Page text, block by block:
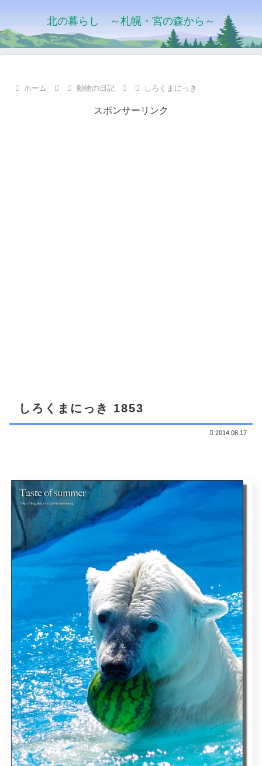
北の暮らし ～札幌・宮の森から～
ホーム 動物の日記 しろくまにっき
スポンサーリンク
しろくまにっき 1853
2014.08.17